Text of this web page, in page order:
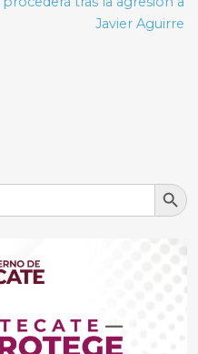
Javier Aguirre
Search